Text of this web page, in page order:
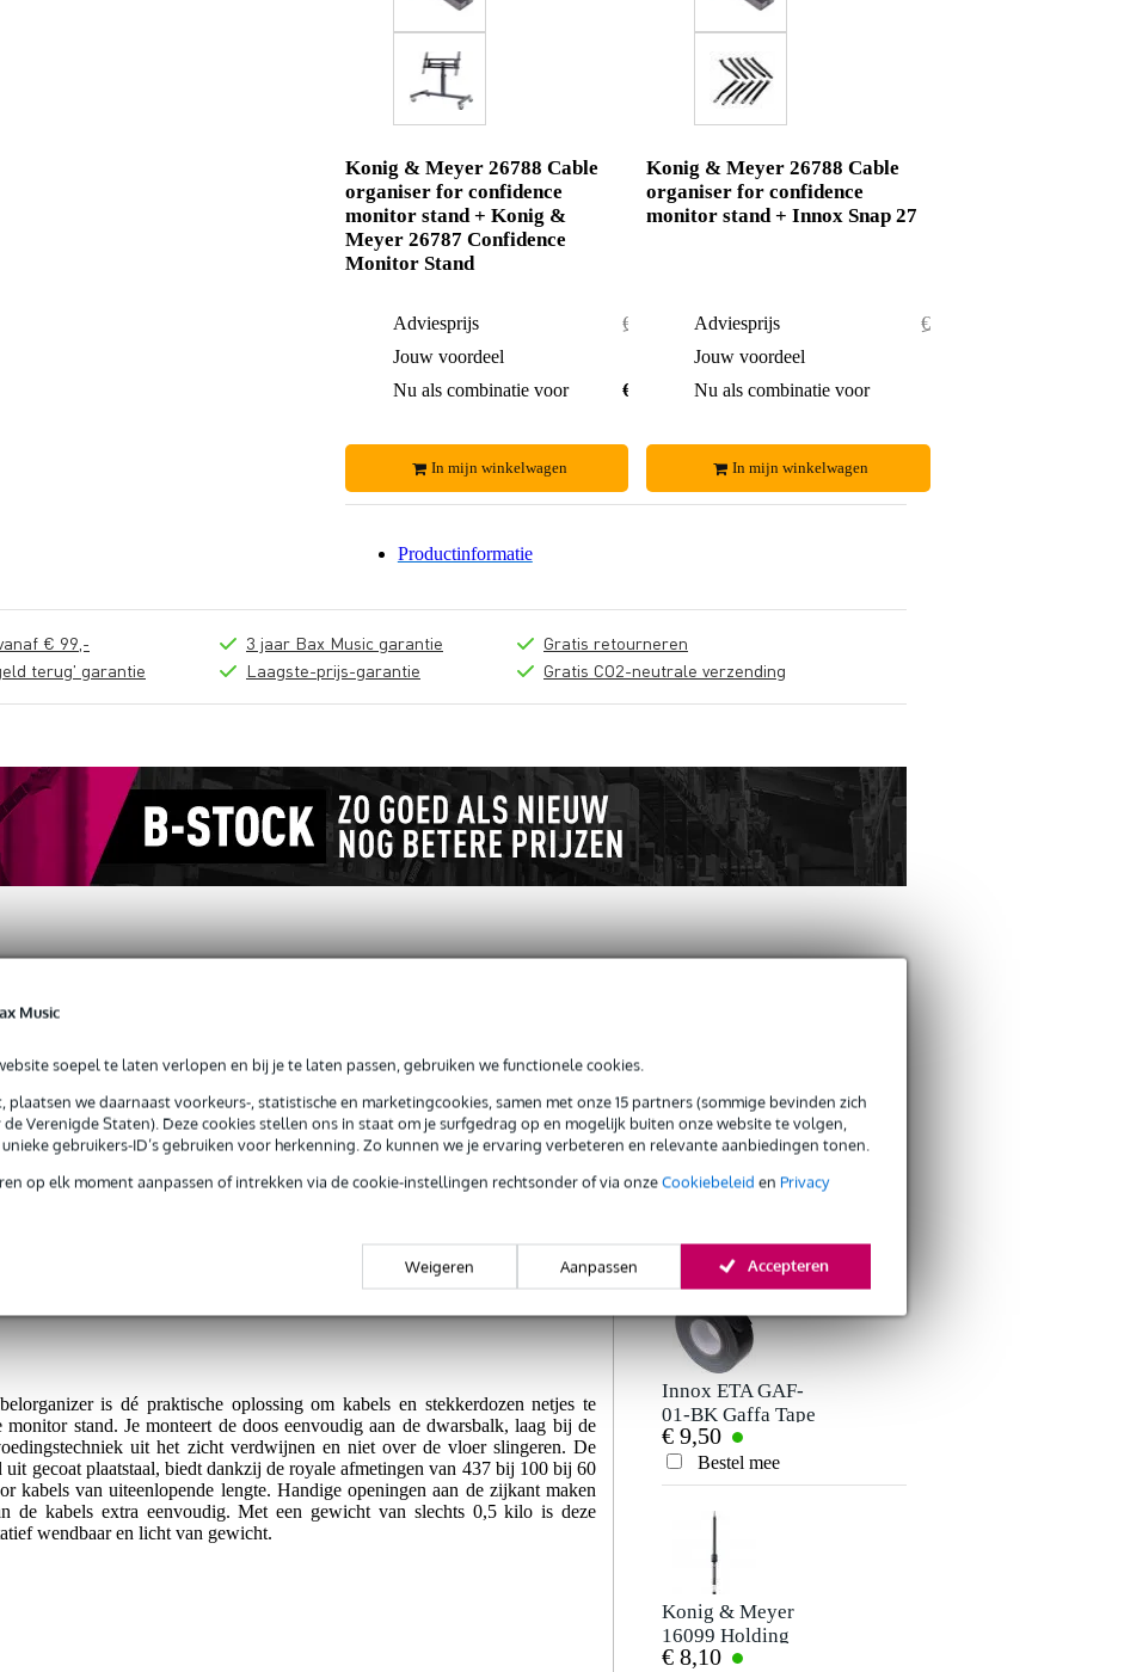
Music
soepel te laten verlopen en bij je te laten passen, gebruiken we functionele cookies.
plaatsen we daarnaast voorkeurs-, statistische en marketingcookies, samen met onze 15 partners (sommige bevinden zich
de Verenigde Staten). Deze cookies stellen ons in staat om je surfgedrag op en mogelijk buiten onze website te volgen,
unieke gebruikers-ID’s gebruiken voor herkenning. Zo kunnen we je ervaring verbeteren en relevante aanbiedingen tonen.
op elk moment aanpassen of intrekken via de cookie-instellingen rechtsonder of via onzeCookiebeleid en Privacy
Weigeren Aanpassen Accepteren
Konig & Meyer 26788 Cable
organiser for confidence
monitor stand + Konig &
Meyer 26787 Confidence
Monitor Stand
Adviesprijs
€ 326,-
Jouw voordeel
Nu als combinatie voor
€ 323,-
In mijn winkelwagen
Konig & Meyer 26788 Cable
organiser for confidence
monitor stand + Innox Snap 27
Adviesprijs
€ 42,50
Jouw voordeel
Nu als combinatie voor
In mijn winkelwagen
Productinformatie
€ 99,-
terug' garantie
3 jaar Bax Music garantie
Laagste-prijs-garantie
Gratis retourneren
Gratis CO2-neutrale verzending
Downloads (3)
voor Confidence Monitor Stand
garantie.
is dé praktische oplossing om kabels en stekkerdozen netjes te
stand. Je monteert de doos eenvoudig aan de dwarsbalk, laag bij de
uit het zicht verdwijnen en niet over de vloer slingeren. De
gecoat plaatstaal, biedt dankzij de royale afmetingen van 437 bij 100 bij 60
kabels van uiteenlopende lengte. Handige openingen aan de zijkant maken
de kabels extra eenvoudig. Met een gewicht van slechts 0,5 kilo is deze
wendbaar en licht van gewicht.
Je naam
Je ervaring
Verstuur
Innox Snap 27
kabelbinder met
zwart (10 stuks)
Bestel mee
Innox ETA GAF-
01-BK Gaffa Tape
50 mm x 50 m
zwart
€ 9,50
Bestel mee
Konig & Meyer
16099 Holding
Magnet
€ 8,10